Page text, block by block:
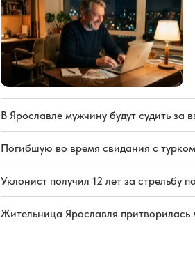
В Ярославле мужчину будут судить за
Погибшую во время свидания с
Уклонист получил 12 лет за стрельбу
Жительница Ярославля